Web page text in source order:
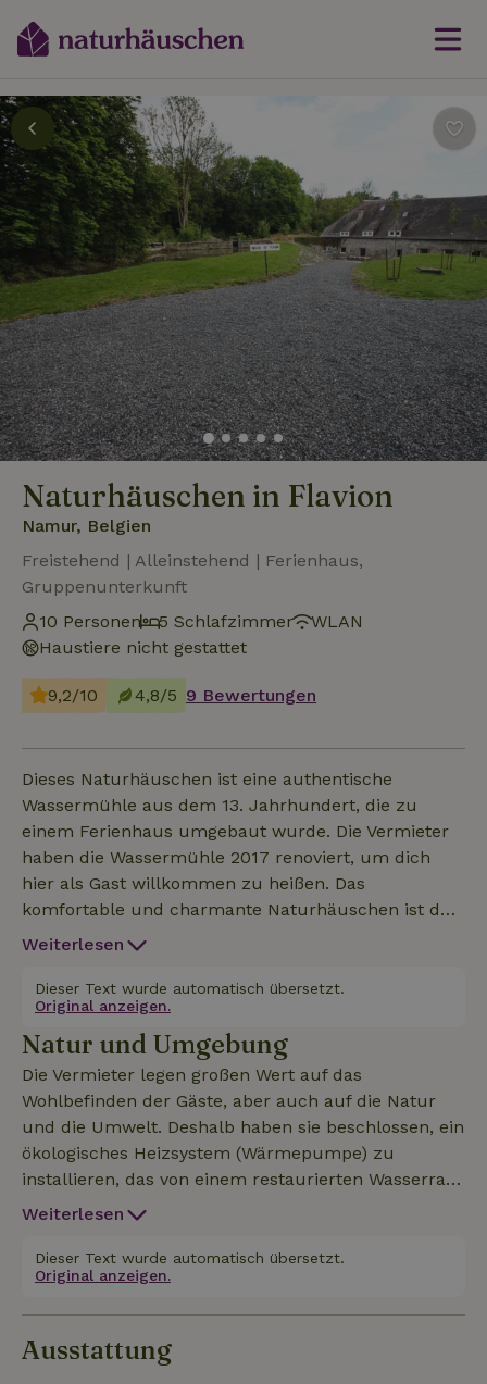
Naturhäuschen in Flavion
Namur, Belgien
Freistehend | Alleinstehend | Ferienhaus,
Gruppenunterkunft
10 Personen
5 Schlafzimmer
WLAN
Haustiere nicht gestattet
9,2/10 4,8/5 9 Bewertungen
Dieses Naturhäuschen ist eine authentische
Wassermühle aus dem 13. Jahrhundert, die zu
einem Ferienhaus umgebaut wurde. Die Vermieter
haben die Wassermühle 2017 renoviert, um dich
hier als Gast willkommen zu heißen. Das
komfortable und charmante Naturhäuschen ist der
ideale Ort, um in grüner Umgebung zu entspannen.
Jung und Alt, wie z.B. den Besuch der Abtei
Maredsous, sowie wunderbare Wanderungen und
köstliche lokale Produkte. Ausschließlich zur
privaten Nutzung vermietet (keine Abrechnung und
Dienstleistungen). Ladestation für Mieter verfügbar
(gegen Aufpreis). Mitbringen: Bettwäsche +
Handtücher + Trockentücher Ladestation (€0,50/kwh)
Weiterlesen
Dieser Text wurde automatisch übersetzt.
Original anzeigen.
Natur und Umgebung
Die Vermieter legen großen Wert auf das
Wohlbefinden der Gäste, aber auch auf die Natur
und die Umwelt. Deshalb haben sie beschlossen, ein
ökologisches Heizsystem (Wärmepumpe) zu
installieren, das von einem restaurierten Wasserrad
angetrieben wird.
Weiterlesen
Dieser Text wurde automatisch übersetzt.
Original anzeigen.
Ausstattung